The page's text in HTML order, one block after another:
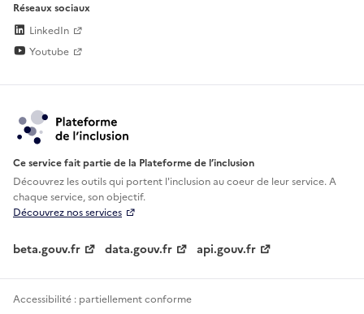
Réseaux sociaux
LinkedIn
Youtube
Ce service fait partie de la Plateforme de l’inclusion
Découvrez les outils qui portent l'inclusion aucoeur de leur service. A
chaque service, son objectif.
Découvrez nos services
beta.gouv.fr data.gouv.fr api.gouv.fr
Accessibilité : partiellement conforme